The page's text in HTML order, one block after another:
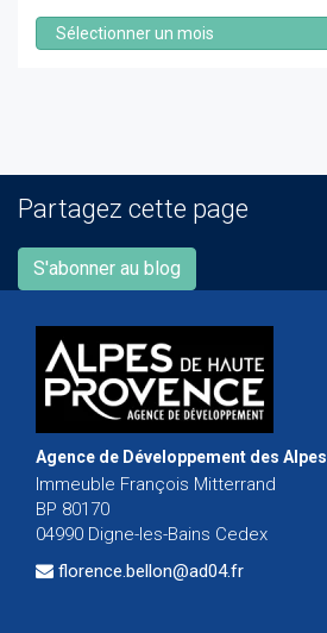
Archives
Partagez cette page
S'abonner au blog
Agence de Développement des
Immeuble François Mitterrand
BP 80170
04990 Digne-les-Bains Cedex
florence.bellon@ad04.fr